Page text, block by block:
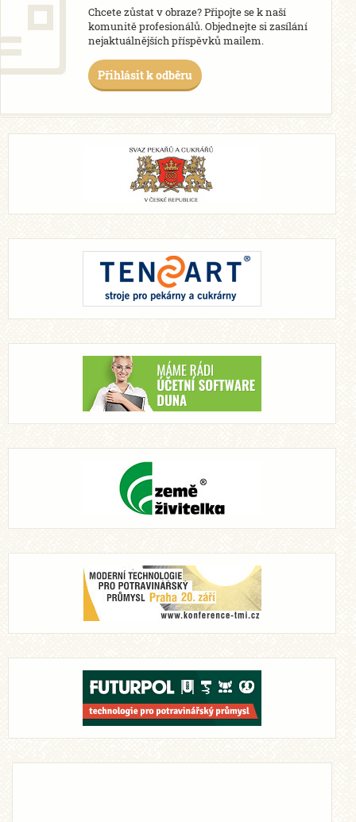
Chcete zůstat v obraze? Připojte se k naší
komunitě profesionálů. Objednejte si zasílání
nejaktuálnějších příspěvků mailem.
Přihlásit k odběru